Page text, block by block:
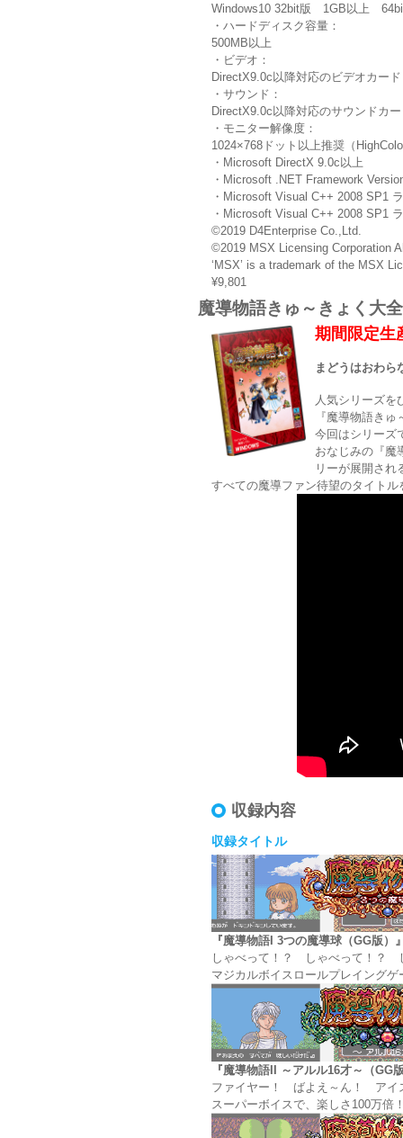
Windows10 32bit版 1GB以上
・ハードディスク容量：
500MB以上
・ビデオ：
DirectX9.0c以降対応のビデオカード
・サウンド：
DirectX9.0c以降対応のサウンドカ
・モニター解像度：
1024×768ドット以上推奨（
・Microsoft DirectX 9.0c以上
・Microsoft .NET Framework
・Microsoft Visual C++ 2008 SP1
・Microsoft Visual C++ 2008 SP1
©2019 D4Enterprise Co.,Ltd.
©2019 MSX Licensing Corporation
‘MSX’ is a trademark of the MSX
¥9,801
魔導物語きゅ～きょく大
期間限定生
まどうはおわら
人気シリーズを
『魔導物語き
今回はシリーズ
おなじみの『魔
リーが展開され
すべての魔導ファン待望のタイトル
収録内容
収録タイトル
『魔導物語I 3つの魔導球（GG版）
しゃべって！？ しゃべって！？
マジカルボイスロールプレイングゲ
『魔導物語II ～アルル16才～（GG
ファイヤー！ ばよえ～ん！ アイ
スーパーボイスで、楽しさ100万倍